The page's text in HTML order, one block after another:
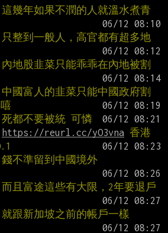
幾年如果不潤的人就溫水煮青
整到一般人，高官都有超多地
地股韭菜只能乖乖在內地被割
國富人的韭菜只能中國政府割
都不要被統 可憐
https://reurl.cc/yO3vna 香港
不準留到中國境外
且富途這些有大限，2年要退戶
跟新加坡之前的帳戶一樣